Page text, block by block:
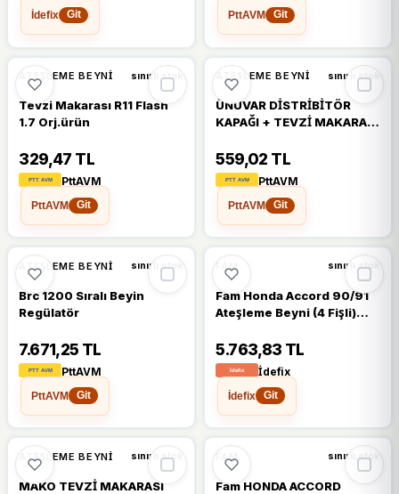
İdefix
Git
PttAVM
Git
ATEŞLEME BEYNI sınırlı stok
Tevzi Makarası R11 Flash
1.7 Orj.ürün
329,47 TL
PttAVM
PttAVM
Git
ATEŞLEME BEYNI sınırlı stok
ÜNÜVAR DİSTRİBİTÖR
KAPAĞI + TEVZİ MAKARASI
559,02 TL
PttAVM
PttAVM
Git
ATEŞLEME BEYNI sınırlı stok
Brc 1200 Sıralı Beyin
Regülatör
7.671,25 TL
PttAVM
PttAVM
Git
FAM sınırlı stok
Fam Honda Accord 90/91
Ateşleme Beyni (4 Fişli)
(Cb3/cb7/cb8 Bp1/2/3)
(Yow Jung)
5.763,83 TL
İdefix
İdefix
Git
ATEŞLEME BEYNI sınırlı stok
MAKO TEVZİ MAKARASI
FAM sınırlı stok
Fam HONDA ACCORD